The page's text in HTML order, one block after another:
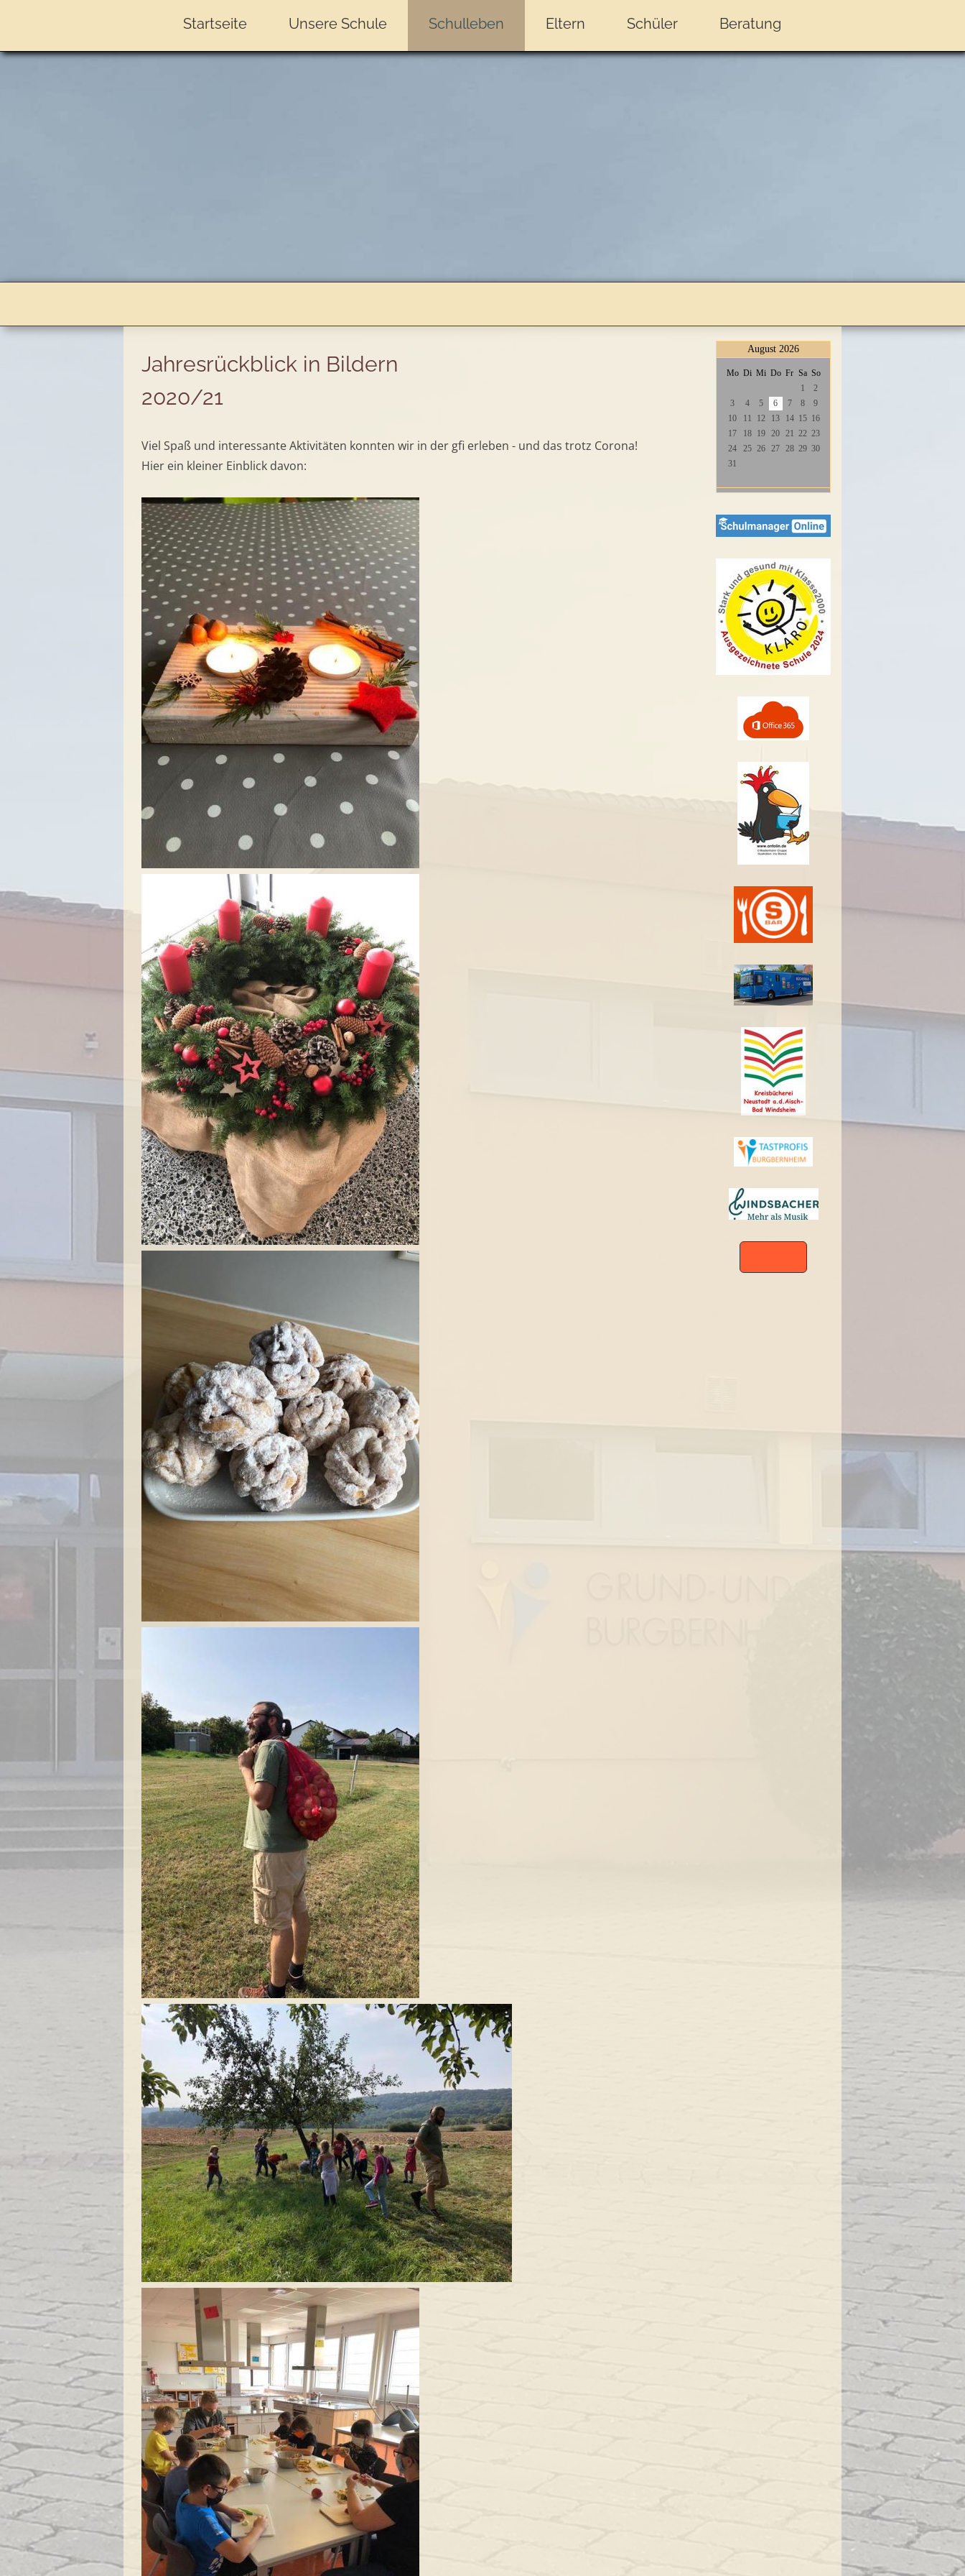
Startseite Unsere Schule Schulleben Eltern Schüler Beratung
August 2026
Mo Di Mi Do Fr Sa So
1
2
3
4 5 6 7 8
9
10
11 12 13 14 15 16
17
18 19 20 21 22 23
24
25 26 27 28 29 30
31
Jahresrückblick in Bildern
2020/21
Viel Spaß und interessante Aktivitäten konnten wir in der gfi erleben - und das trotz Corona!
Hier ein kleiner Einblick davon: